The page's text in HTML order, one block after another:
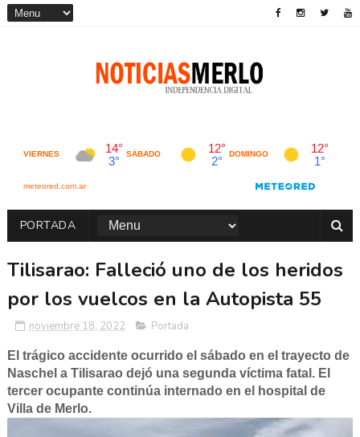
PORTADA
Tilisarao: Falleció uno de los heridos
por los vuelcos en la Autopista 55
noviembre 18, 2022 Portada
El trágico accidente ocurrido el sábado en el trayecto de
Naschel a Tilisarao dejó una segunda víctima fatal. El
tercer ocupante continúa internado en el hospital de
Villa de Merlo.